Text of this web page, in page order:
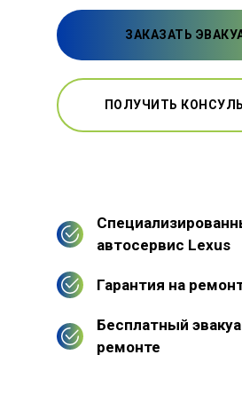
ЗАКАЗАТЬ
ПОЛУЧИТЬ
автосервис Lexus
Гарантия на
Бесплатный
ремонте